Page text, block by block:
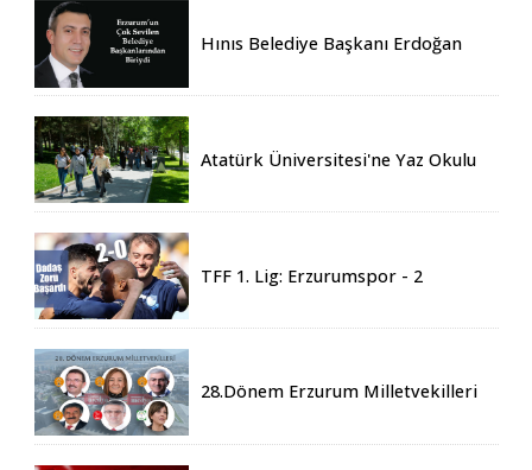
Hınıs Belediye Başkanı Erdoğan
Atatürk Üniversitesi'ne Yaz Okulu
TFF 1. Lig: Erzurumspor - 2
28.Dönem Erzurum Milletvekilleri